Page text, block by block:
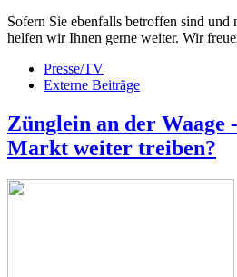
Sofern Sie ebenfalls betroffen sind und
helfen wir Ihnen gerne weiter. Wir
Presse/TV
Externe Beiträge
Zünglein an der Waage
Markt weiter treiben?